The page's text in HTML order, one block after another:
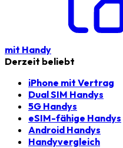
mit Handy
Derzeit beliebt
iPhone mit Vertrag
Dual SIM Handys
5G Handys
eSIM-fähige Handys
Android Handys
Handyvergleich